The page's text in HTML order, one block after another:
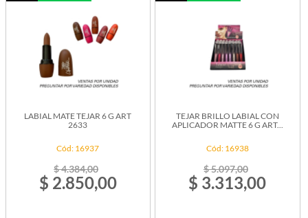
LABIAL MATE TEJAR 6 G ART
2633
Cód: 16937
$ 4.384,00
$ 2.850,00
TEJAR BRILLO LABIAL CON
APLICADOR MATTE 6 G ART...
Cód: 16938
$ 5.097,00
$ 3.313,00